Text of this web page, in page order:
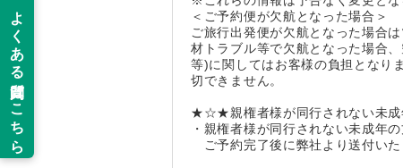
＜ご予約便が欠航となった場合＞
ご旅行出発便が欠航となった場合
材トラブル等で欠航となった場合
等)に関してはお客様の負担となり
切できません。
★☆★親権者様が同行されない未
・親権者様が同行されない未成年
ご予約完了後に弊社より送付いた